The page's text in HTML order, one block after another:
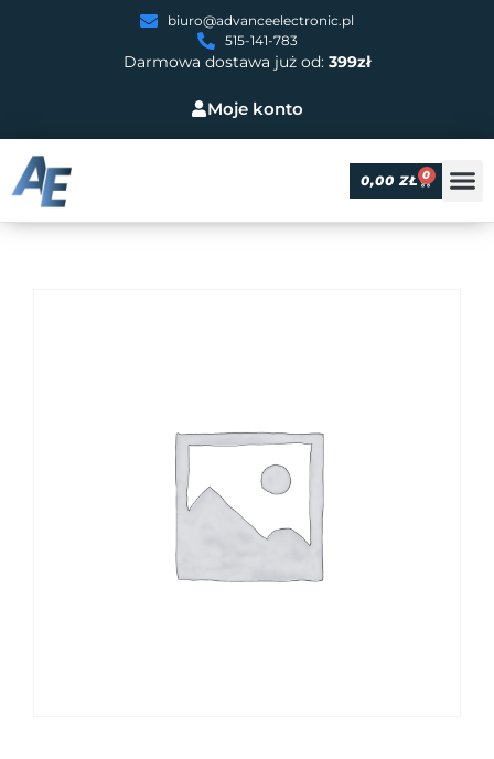
Moje konto
Darmowa dostawa już od: 399zł
biuro@advanceelectronic.pl
515-141-783
0,00 ZŁ 0